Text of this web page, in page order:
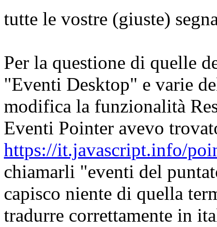
tutte le vostre (giuste)
Per la questione di quelle
"Eventi Desktop" e varie
modifica la funzionalità
Eventi Pointer avevo
https://it.javascript.info/
chiamarli "eventi del
capisco niente di quella
tradurre correttamente in